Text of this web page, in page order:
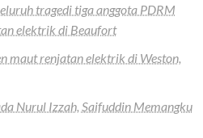
tragedi tiga anggota PDRM
elektrik di Beaufort
maut renjatan elektrik di Weston,
Nurul Izzah, Saifuddin Memangku